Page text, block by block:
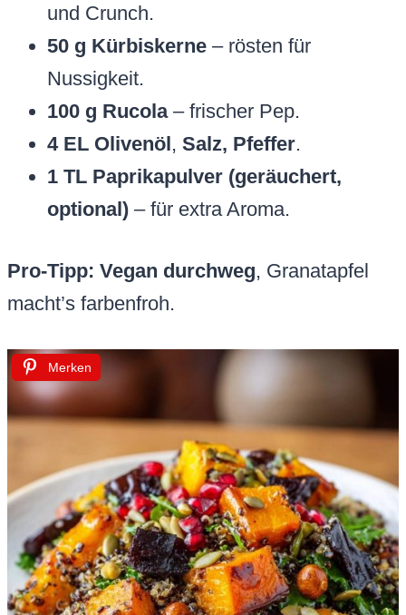
und Crunch.
50 g Kürbiskerne – rösten für
Nussigkeit.
100 g Rucola– frischer Pep.
4 EL Olivenöl , Salz, Pfeffer.
1 TL Paprikapulver (geräuchert,
optional) – für extra Aroma.
Pro-Tipp: Vegan durchweg, Granatapfel
macht’s farbenfroh.
Merken